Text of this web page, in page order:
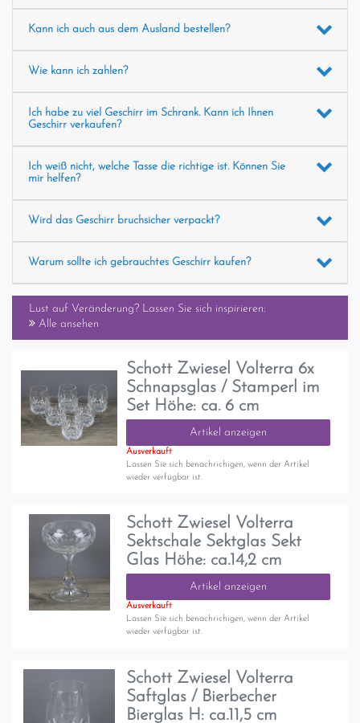
Kann ich auch aus dem Ausland bestellen?
Wie kann ich zahlen?
Ich habe zu viel Geschirr im Schrank. Kann ich Ihnen
Geschirr verkaufen?
Ich weiß nicht, welche Tasse die richtige ist. Können Sie
mir helfen?
Wird das Geschirr bruchsicher verpackt?
Warum sollte ich gebrauchtes Geschirr kaufen?
Lust auf Veränderung? Lassen Sie sich inspirieren:
Alle ansehen
Schott Zwiesel Volterra 6x
Schnapsglas / Stamperl im
Set Höhe: ca. 6 cm
Artikel anzeigen
Ausverkauft
Lassen Sie sich benachrichigen, wenn der Artikel
wieder verfügbar ist.
Schott Zwiesel Volterra
Sektschale Sektglas Sekt
Glas Höhe: ca.14,2 cm
Artikel anzeigen
Ausverkauft
Lassen Sie sich benachrichigen, wenn der Artikel
wieder verfügbar ist.
Schott Zwiesel Volterra
Saftglas / Bierbecher
Bierglas H: ca.11,5 cm